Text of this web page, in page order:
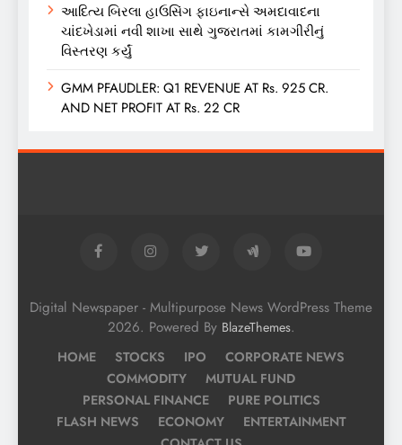
આદિત્ય બિરલા હાઉસિંગ ફાઇનાન્સે અમદાવાદના
ચાંદખેડામાં નવી શાખા સાથે ગુજરાતમાં કામગીરીનું
વિસ્તરણ કર્યું
GMM PFAUDLER: Q1 REVENUE AT Rs. 925 CR.
AND NET PROFIT AT Rs. 22 CR
Digital Newspaper - Multipurpose News WordPress Theme
2026. Powered By BlazeThemes.
HOME STOCKS IPO
CORPORATE NEWS
COMMODITY
MUTUAL FUND
PERSONAL FINANCE
PURE POLITICS
FLASH NEWS
ECONOMY
ENTERTAINMENT